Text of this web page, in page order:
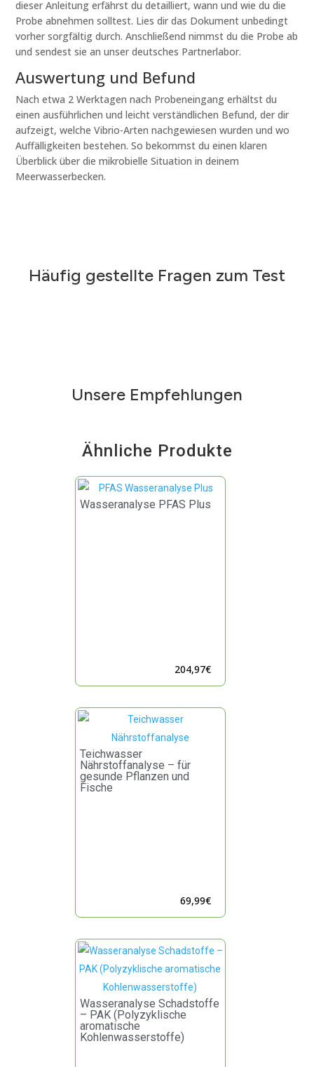
dieser Anleitung erfährst du detailliert, wann und wie du die
Probe abnehmen solltest. Lies dir das Dokument unbedingt
vorher sorgfältig durch. Anschließend nimmst du die Probe ab
und sendest sie an unser deutsches Partnerlabor.
Auswertung und Befund
Nach etwa 2 Werktagen nach Probeneingang erhältst du
einen ausführlichen und leicht verständlichen Befund, der dir
aufzeigt, welche Vibrio-Arten nachgewiesen wurden und wo
Auffälligkeiten bestehen. So bekommst du einen klaren
Überblick über die mikrobielle Situation in deinem
Meerwasserbecken.
Häufig gestellte Fragen zum Test
Unsere Empfehlungen
Ähnliche Produkte
Wasseranalyse PFAS Plus
204,97€
Teichwasser
Nährstoffanalyse – für
gesunde Pflanzen und
Fische
69,99€
Wasseranalyse Schadstoffe
– PAK (Polyzyklische
aromatische
Kohlenwasserstoffe)